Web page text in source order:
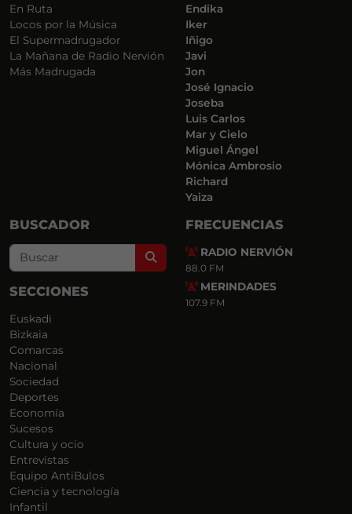
En Ruta
Locos por la Música
El Supermadrugador
La Mañana de Radio Nervión
Más Madrugada
Endika
Iker
Iñigo
Javi
Jon
José Ignacio
Joseba
Luis Carlos
Mar y Cielo
Miguel Ángel
Mónica Ambrosio
Richard
Yaiza
BUSCADOR
Search
SECCIONES
Euskadi
Bizkaia
Comarcas
Nacional
Sociedad
Deportes
Economía
Sucesos
Cultura y ocio
Entrevistas
Equipo AntiBulos
Ciencia y tecnología
Infantil
FRECUENCIAS
RADIO NERVIÓN
88.0 FM
MERINDADES
107.9 FM